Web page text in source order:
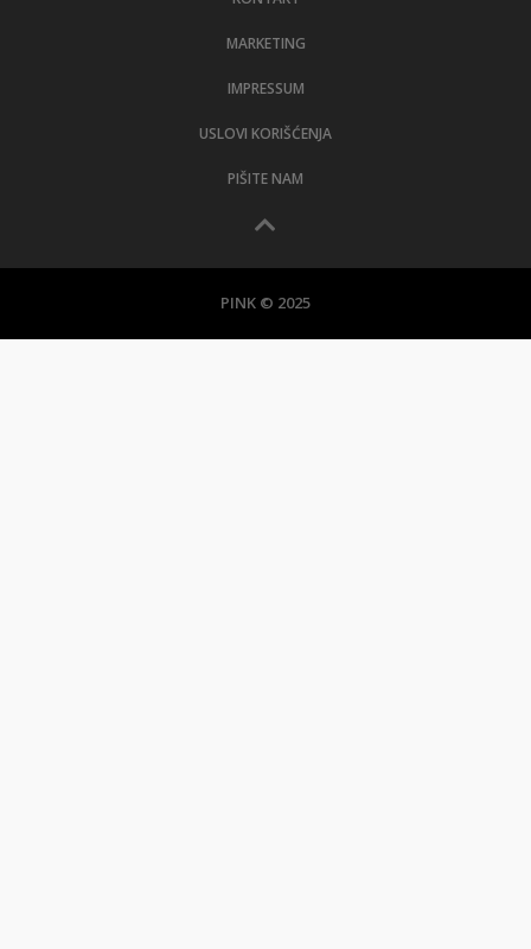
MARKETING
IMPRESSUM
USLOVI KORIŠĆENJA
PIŠITE NAM
PINK © 2025